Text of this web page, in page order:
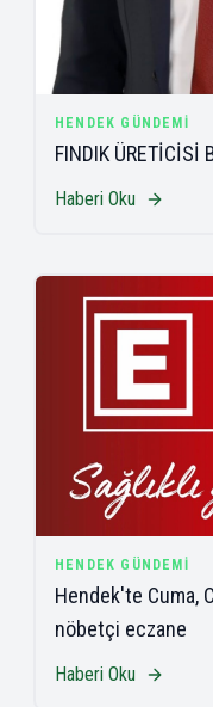
HENDEK GÜNDEMI
FINDIK ÜRETİCİSİ
Haberi Oku
HENDEK GÜNDEMI
Hendek'te Cuma,
nöbetçi eczane
Haberi Oku